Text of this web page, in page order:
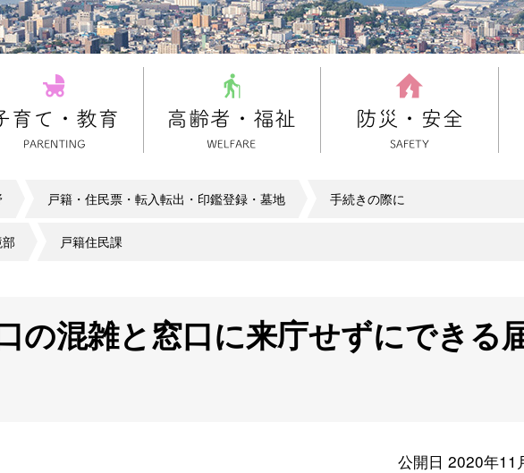
戸籍・住民票・転入転出・印鑑登録・墓地 手続きの際に
戸籍住民課
の混雑と窓口に来庁せずにできる
公開日 2020年11